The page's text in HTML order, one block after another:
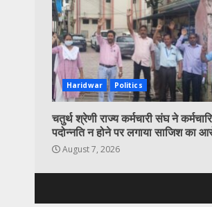
Haridwar Politics
चतुर्थ श्रेणी राज्य कर्मचारी संघ ने
पदोन्नति न होने पर लगाया साजिश का
August 7, 2026